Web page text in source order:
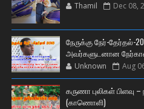
Thamil Dec 08,
நேருக்கு நேர்-தேர்தல்-
அவர்களுடனான
Unknown Aug
கருணா புலிகள் பிளவு
(காணொளி)